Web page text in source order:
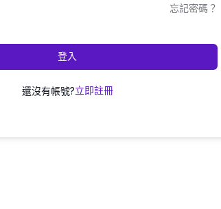
忘記密碼？
登入
還沒有帳號?立即註冊